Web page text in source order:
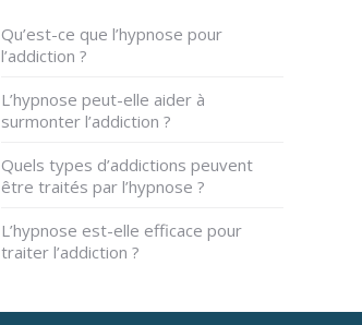
Qu’est-ce que l’hypnose pour
l’addiction ?
L’hypnose peut-elle aider à
surmonter l’addiction ?
Quels types d’addictions peuvent
être traités par l’hypnose ?
L’hypnose est-elle efficace pour
traiter l’addiction ?